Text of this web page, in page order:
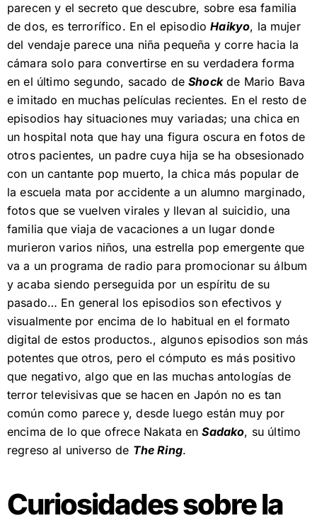
parecen y el secreto que descubre, sobre esa familia
de dos, es terrorífico. En el episodioHaikyo, la mujer
del vendaje parece una niña pequeña y corre hacia la
cámara solo para convertirse en su verdadera forma
en el último segundo, sacado deShockde Mario Bava
e imitado en muchas películas recientes. En el resto de
episodios hay situaciones muy variadas; una chica en
un hospital nota que hay una figura oscura en fotos de
otros pacientes, un padre cuya hija se ha obsesionado
con un cantante pop muerto, la chica más popular de
la escuela mata por accidente a un alumno marginado,
fotos que se vuelven virales y llevan al suicidio, una
familia que viaja de vacaciones a un lugar donde
murieron varios niños, una estrella pop emergente que
va a un programa de radio para promocionar su álbum
y acaba siendo perseguida por un espíritu de su
pasado… En general los episodios son efectivos y
visualmente por encima de lo habitual en el formato
digital de estos productos., algunos episodios son más
potentes que otros, pero el cómputo es más positivo
que negativo, algo que en las muchas antologías de
terror televisivas que se hacen en Japón no es tan
común como parece y, desde luego están muy por
encima de lo que ofrece Nakata enSadako, su último
regreso al universo de The Ring.
Curiosidades sobre la